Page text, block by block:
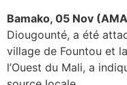
Bamako, 05 Nov
Diougounté, a été
village de Fountou et
l’Ouest du Mali, a